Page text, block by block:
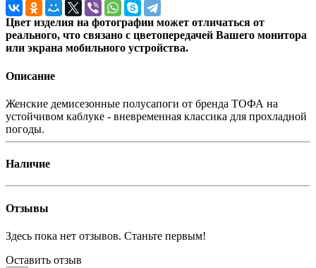
Цвет изделия на фотографии может отличаться от
реального, что связано с цветопередачей Вашего монитора
или экрана мобильного устройства.
Описание
Женские демисезонные полусапоги от бренда ТОФА на
устойчивом каблуке - вневременная классика для прохладной
погоды.
Наличие
Отзывы
Здесь пока нет отзывов. Станьте первым!
Оставить отзыв